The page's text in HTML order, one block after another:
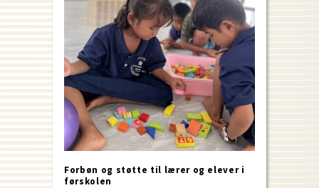
Forbøn og støtte til lærer og elever i
førskolen